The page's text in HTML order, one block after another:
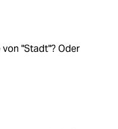
"Stadt"? Oder